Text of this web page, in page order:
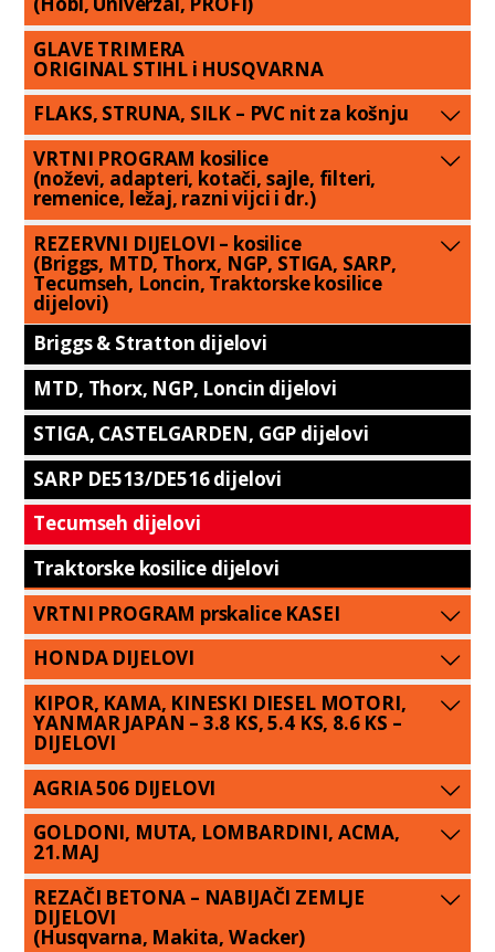
GLAVE TRIMERA
ORIGINAL STIHL i HUSQVARNA
FLAKS, STRUNA, SILK – PVC nit za košnju
VRTNI PROGRAM kosilice
(noževi, adapteri, kotači, sajle, filteri,
remenice, ležaj, razni vijci i dr.)
REZERVNI DIJELOVI – kosilice
(Briggs, MTD, Thorx, NGP, STIGA, SARP,
Tecumseh, Loncin, Traktorske kosilice
dijelovi)
Briggs & Stratton dijelovi
MTD, Thorx, NGP, Loncin dijelovi
STIGA, CASTELGARDEN, GGP dijelovi
SARP DE513/DE516 dijelovi
Tecumseh dijelovi
Traktorske kosilice dijelovi
VRTNI PROGRAM prskalice KASEI
HONDA DIJELOVI
KIPOR, KAMA, KINESKI DIESEL MOTORI,
YANMAR JAPAN – 3.8 KS, 5.4 KS, 8.6 KS –
DIJELOVI
AGRIA 506 DIJELOVI
GOLDONI, MUTA, LOMBARDINI, ACMA,
21.MAJ
REZAČI BETONA – NABIJAČI ZEMLJE
DIJELOVI
(Husqvarna, Makita, Wacker)